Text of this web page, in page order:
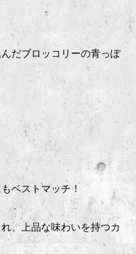
だブロッコリーの青っぽ
ベストマッチ！
、上品な味わいを持つカ